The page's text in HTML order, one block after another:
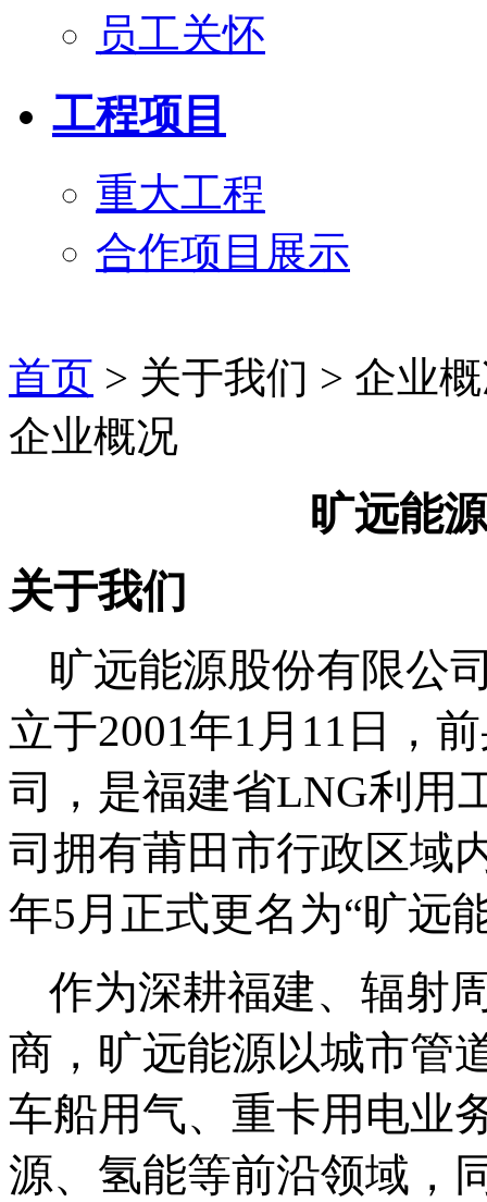
员工关怀
工程项目
重大工程
合作项目展示
首页 > 关于我们 > 企业
企业概况
旷远能
关于我们
旷远能源股份有限公
立于2001年1 月 11 日，
司，是福建省LNG利用
司拥有莆田市行政区域
年5月正式更名为“旷远
作为深耕福建、辐射
商，旷远能源以城市管
车船用气、重卡用电业
源、氢能等前沿领域，